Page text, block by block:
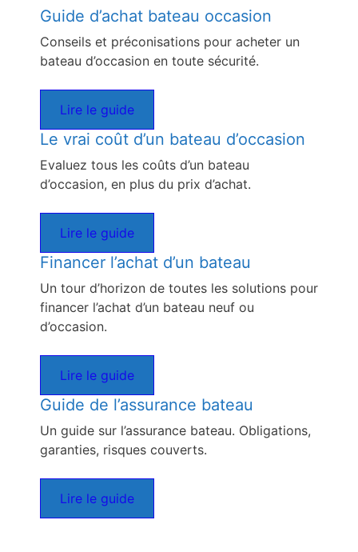
Guide d’achat bateau occasion
Conseils et préconisations pour acheter un
bateau d’occasion en toute sécurité.
Lire le guide
Le vrai coût d’un bateau d’occasion
Evaluez tous les coûts d’un bateau
d’occasion, en plus du prix d’achat.
Lire le guide
Financer l’achat d’un bateau
Un tour d’horizon de toutes les solutions pour
financer l’achat d’un bateau neuf ou
d’occasion.
Lire le guide
Guide de l’assurance bateau
Un guide sur l’assurance bateau. Obligations,
garanties, risques couverts.
Lire le guide